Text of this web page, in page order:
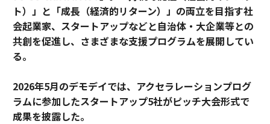
ト）」と「成長（経済的リターン）」の両立を目指す社
会起業家、スタートアップなどと自治体・大企業等との
共創を促進し、さまざまな支援プログラムを展開してい
る。
2026年5月のデモデイでは、アクセラレーションプログ
ラムに参加したスタートアップ5社がピッチ大会形式で
成果を披露した。